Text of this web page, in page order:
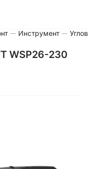
Инструмент
WSP26-230